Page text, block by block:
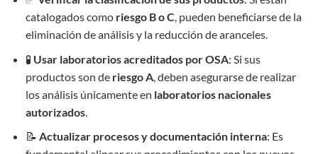
catalogados como riesgo B o C, pueden beneficiarse de la
eliminación de análisis y la reducción de aranceles.
🧪 Usar laboratorios acreditados por OSA: Si sus
productos son de riesgo A, deben asegurarse de realizar
los análisis únicamente en laboratorios nacionales
autorizados.
📝 Actualizar procesos y documentación interna: Es